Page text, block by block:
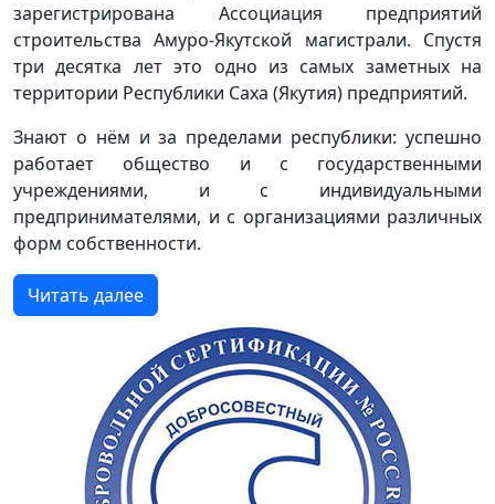
зарегистрирована Ассоциация предприятий
строительства Амуро-Якутской магистрали. Спустя
три десятка лет это одно из самых заметных на
территории Республики Саха (Якутия) предприятий.
Знают о нём и за пределами республики: успешно
работает общество и с государственными
учреждениями, и с индивидуальными
предпринимателями, и с организациями различных
форм собственности.
Читать далее